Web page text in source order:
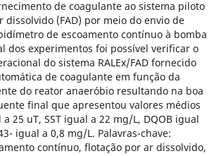
de coagulante ao sistema piloto
dissolvido (FAD) por meio do envio de
de escoamento contínuo à bomba
dos experimentos foi possível verificar o
do sistema RALEx/FAD fornecido
de coagulante em função da
do reator anaeróbio resultando na boa
final que apresentou valores médios
25 uT, SST igual a 22 mg/L, DQOB igual
igual a 0,8 mg/L. Palavras-chave:
contínuo, flotação por ar dissolvido,